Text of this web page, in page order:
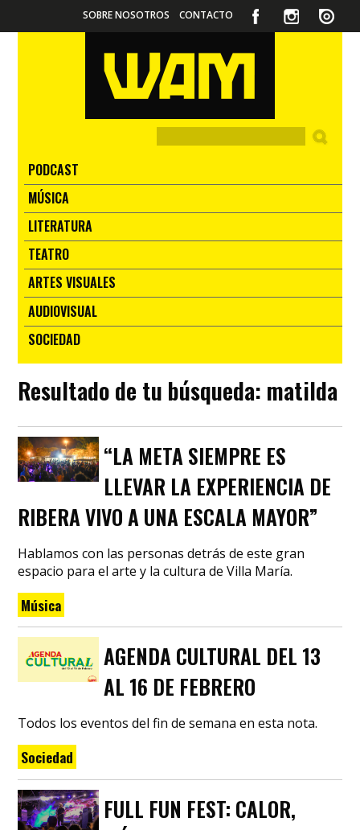
SOBRE NOSOTROS CONTACTO
PODCAST
MÚSICA
LITERATURA
TEATRO
ARTES VISUALES
AUDIOVISUAL
SOCIEDAD
Resultado de tu búsqueda: matilda
“LA META SIEMPRE ES
LLEVAR LA EXPERIENCIA DE
RIBERA VIVO A UNA ESCALA MAYOR”
Hablamos con las personas detrás de este gran
espacio para el arte y la cultura de Villa María.
Música
AGENDA CULTURAL DEL 13
AL 16 DE FEBRERO
Todos los eventos del fin de semana en esta nota.
Sociedad
FULL FUN FEST: CALOR,